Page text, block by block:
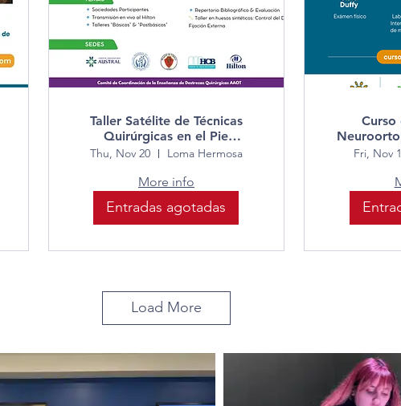
Taller Satélite de Técnicas
Quirúrgicas en el Pie
Neurológico
Thu, Nov 20 Loma Hermosa
More info
Entradas agotadas
Curso
Fri, Nov
Load More